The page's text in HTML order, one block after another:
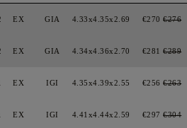
EX GIA 4.33x4.35x2.69 €270€276
EX GIA 4.34x4.36x2.70 €281€289
EX IGI 4.35x4.39x2.55 €256€263
EX IGI 4.41x4.44x2.59 €297€304